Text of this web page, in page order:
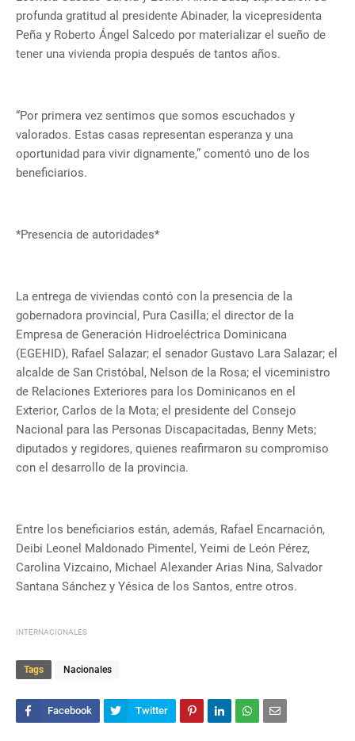
profunda gratitud al presidente Abinader, la vicepresidenta
Peña y Roberto Ángel Salcedo por materializar el sueño de
tener una vivienda propia después de tantos años.
“Por primera vez sentimos que somos escuchados y
valorados. Estas casas representan esperanza y una
oportunidad para vivir dignamente,” comentó uno de los
beneficiarios.
*Presencia de autoridades*
La entrega de viviendas contó con la presencia de la
gobernadora provincial, Pura Casilla; el director de la
Empresa de Generación Hidroeléctrica Dominicana
(EGEHID), Rafael Salazar; el senador Gustavo Lara Salazar; el
alcalde de San Cristóbal, Nelson de la Rosa; el viceministro
de Relaciones Exteriores para los Dominicanos en el
Exterior, Carlos de la Mota; el presidente del Consejo
Nacional para las Personas Discapacitadas, Benny Mets;
diputados y regidores, quienes reafirmaron su compromiso
con el desarrollo de la provincia.
Entre los beneficiarios están, además, Rafael Encarnación,
Deibi Leonel Maldonado Pimentel, Yeimi de León Pérez,
Carolina Vizcaino, Michael Alexander Arias Nina, Salvador
Santana Sánchez y Yésica de los Santos, entre otros.
INTERNACIONALES
Tags Nacionales